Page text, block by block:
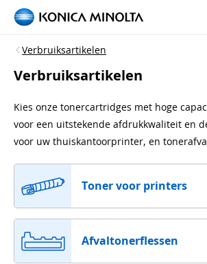
Verbruiksartikelen
Verbruiksartikelen
Kies onze tonercartridges met hoge
voor een uitstekende afdrukkwaliteit en
voor uw thuiskantoorprinter, en
Toner voor printers
Afvaltonerflessen